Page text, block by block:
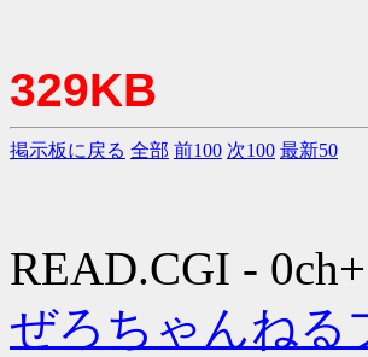
329KB
掲示板に戻る 全部 前100 次100 最新50
READ.CGI -
ぜろちゃんねる